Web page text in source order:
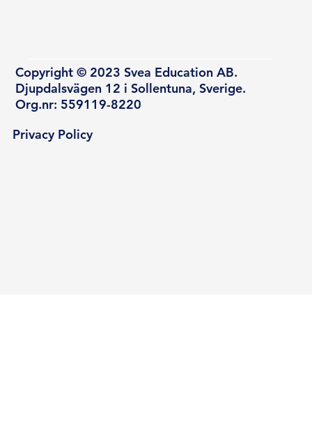
Copyright © 2023 Svea Education AB.
Djupdalsvägen 12 i Sollentuna, Sverige.
Org.nr: 559119-8220
Privacy Policy